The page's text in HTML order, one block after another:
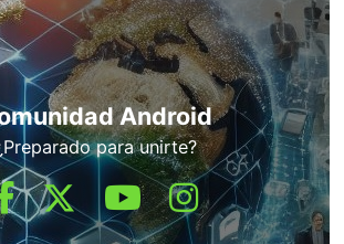
Android
para unirte?